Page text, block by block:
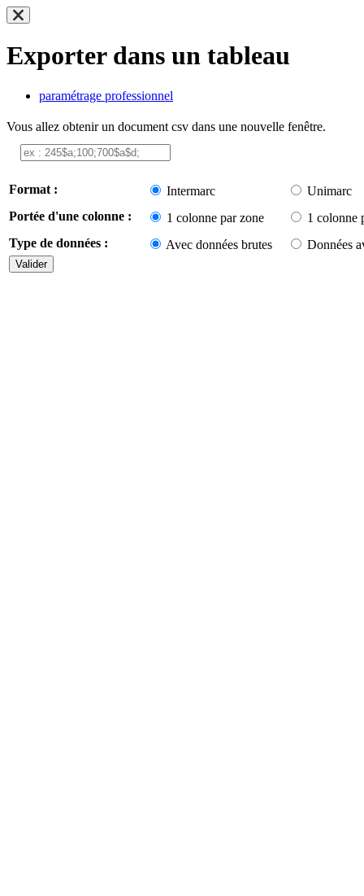
Exporter dans un tableau
paramétrage professionnel
Vous allez obtenir un document csv dans une nouvelle fenêtre.
Format : Intermarc
Unimarc
Portée d'une colonne :
1 colonne par zone
1 colonne
Type de données :
Avec données brutes Données